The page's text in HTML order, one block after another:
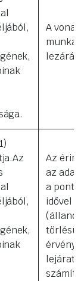
A
Az
az
a
idővel